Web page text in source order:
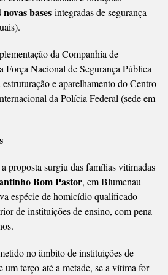
novas basesintegradas de segurança
da Companhia de
Força Nacional de Segurança Pública
e aparelhamento do Centro
da Polícia Federal (sede em
proposta surgiu das famílias vitimadas
Bom Pastor, em Blumenau
espécie de homicídio qualificado
de instituições de ensino, com pena
no âmbito de instituições de
um terço até a metade, se a vítima for